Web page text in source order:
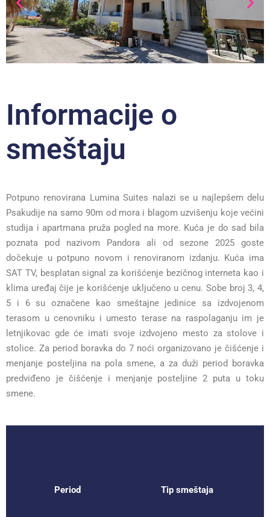
Informacije o
smeštaju
Potpuno renovirana Lumina Suites nalazi se u najlepšem delu
Psakudije na samo 90m od mora i blagom uzvišenju koje većini
studija i apartmana pruža pogled na more. Kuća je do sad bila
poznata pod nazivom Pandora ali od sezone 2025 goste
dočekuje u potpuno novom i renoviranom izdanju. Kuća ima
SAT TV, besplatan signal za korišćenje bezičnog interneta kao i
klima uređaj čije je korišćenje uključeno u cenu. Sobe broj 3, 4,
5 i 6 su označene kao smeštajne jedinice sa izdvojenom
terasom u cenovniku i umesto terase na raspolaganju im je
letnjikovac gde će imati svoje izdvojeno mesto za stolove i
stolice. Za period boravka do 7 noći organizovano je čišćenje i
menjanje posteljina na pola smene, a za duži period boravka
predviđeno je čišćenje i menjanje posteljine 2 puta u toku
smene.
Period Tip smeštaja